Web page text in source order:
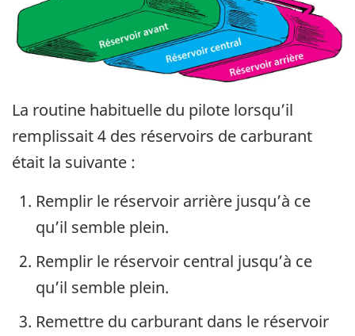
La routine habituelle du pilote lorsqu’il
remplissait 4 des réservoirs de carburant
était la suivante :
Remplir le réservoir arrière jusqu’à ce
qu’il semble plein.
Remplir le réservoir central jusqu’à ce
qu’il semble plein.
Remettre du carburant dans le réservoir